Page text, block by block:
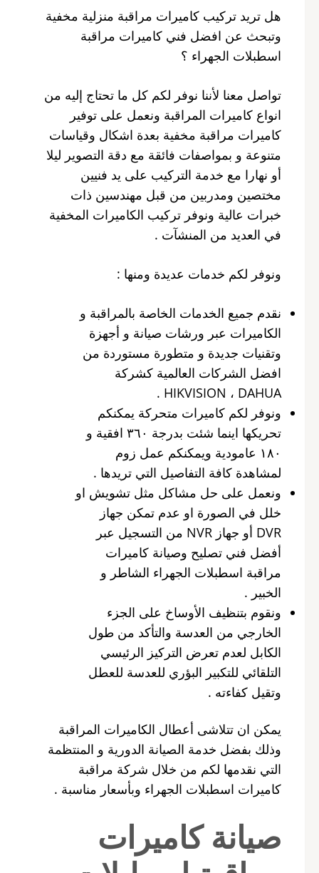
هل تريد تركيب كاميرات مراقبة منزلية مخفية
وتبحث عن افضل فني كاميرات مراقبة
اسطبلات الجهراء ؟
تواصل معنا لأننا نوفر لكم كل ما تحتاج إليه من
انواع كاميرات المراقبة ونعمل على توفير
كاميرات مراقبة مخفية بعدة اشكال وقياسات
متنوعة و بمواصفات فائقة مع دقة التصوير ليلا
أو نهارا مع خدمة التركيب على يد فنيين
مختصين ومدربين من قبل مهندسين ذات
خبرات عالية ونوفر تركيب الكاميرات المخفية
في العديد من المنشآت .
ونوفر لكم خدمات عديدة ومنها :
نقدم جميع الخدمات الخاصة بالمراقبة و
الكاميرات عبر ورشات صيانة و أجهزة
وتقنيات جديدة و متطورة مستوردة من
افضل الشركات العالمية كشركة
HIKVISION ، DAHUA .
ونوفر لكم كاميرات متحركة يمكنكم
تحريكها اينما شئت بدرجة ٣٦٠ افقية و
١٨٠ عامودية ويمكنكم عمل زوم
لمشاهدة كافة التفاصيل التي تريدها .
ونعمل على حل مشاكل مثل تشويش او
خلل في الصورة او عدم تمكن جهاز
DVR أو جهاز NVR من التسجيل عبر
أفضل فني تصليح وصيانة كاميرات
مراقبة اسطبلات الجهراء الشاطر و
الخبير .
ونقوم بتنظيف الأوساخ على الجزء
الخارجي من العدسة والتأكد من طول
الكابل لعدم تعرض التركيز الرئيسي
التلقائي للتكبير البؤري للعدسة للعطل
وتقيل كفاءته .
يمكن ان تتلاشى أعطال الكاميرات المراقبة
وذلك بفضل خدمة الصيانة الدورية و المنتظمة
التي نقدمها لكم من خلال شركة مراقبة
كاميرات اسطبلات الجهراء وبأسعار مناسبة .
صيانة كاميرات